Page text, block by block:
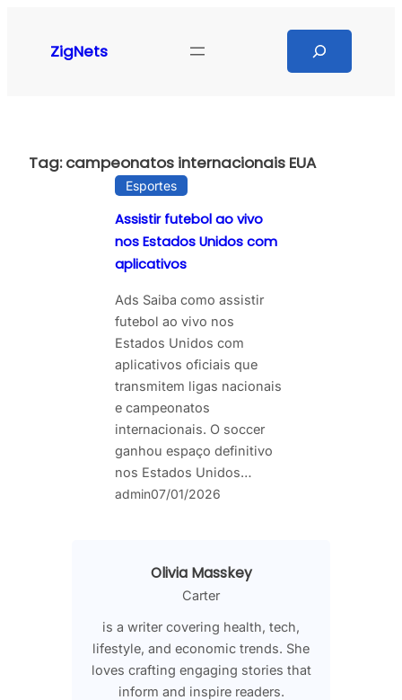
ZigNets
Tag:campeonatos internacionais EUA
Esportes
Assistir futebol ao vivo
nos Estados Unidos com
aplicativos
Ads Saiba como assistir
futebol ao vivo nos
Estados Unidos com
aplicativos oficiais que
transmitem ligas nacionais
e campeonatos
internacionais. O soccer
ganhou espaço definitivo
nos Estados Unidos…
admin07/01/2026
Olivia Masskey
Carter
is a writer covering health, tech,
lifestyle, and economic trends. She
loves crafting engaging stories that
inform and inspire readers.